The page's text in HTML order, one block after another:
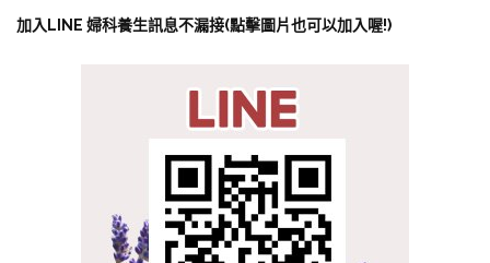
加入LINE 婦科養生訊息不漏接(點擊圖片也可以加入喔!)